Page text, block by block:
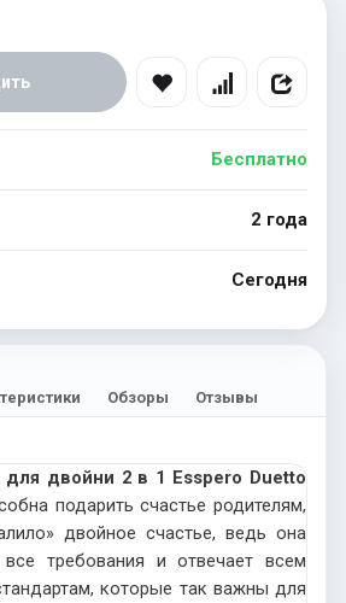
Бесплатно
2 года
Сегодня
Обзоры Отзывы
для двойни 2 в 1 Esspero Duetto
подарить счастье родителям,
двойное счастье, ведь она
требования и отвечает всем
которые так важны для